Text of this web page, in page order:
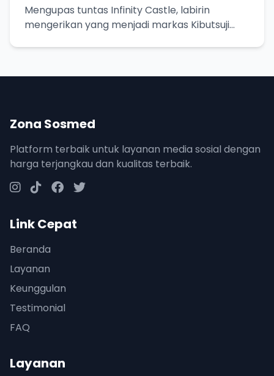
Mengupas tuntas Infinity Castle, labirin
mengerikan yang menjadi markas Kibutsuji
Zona Sosmed
Platform terbaik untuk layanan media sosial dengan
harga terjangkau dan kualitas terbaik.
Link Cepat
Beranda
Layanan
Keunggulan
Testimonial
FAQ
Layanan